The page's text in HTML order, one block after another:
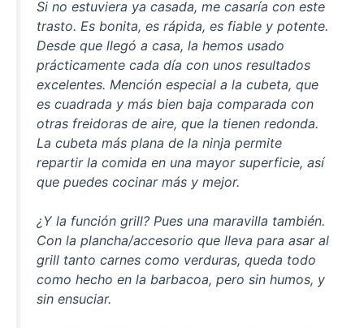
Si no estuviera ya casada, me casaría con este
trasto. Es bonita, es rápida, es fiable y potente.
Desde que llegó a casa, la hemos usado
prácticamente cada día con unos resultados
excelentes. Mención especial a la cubeta, que
es cuadrada y más bien baja comparada con
otras freidoras de aire, que la tienen redonda.
La cubeta más plana de la ninja permite
repartir la comida en una mayor superficie, así
que puedes cocinar más y mejor.
¿Y la función grill? Pues una maravilla también.
Con la plancha/accesorio que lleva para asar al
grill tanto carnes como verduras, queda todo
como hecho en la barbacoa, pero sin humos, y
sin ensuciar.